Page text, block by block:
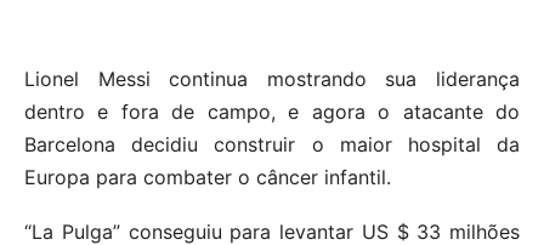
Lionel Messi continua mostrando sua liderança
dentro e fora de campo, e agora o atacante do
Barcelona decidiu construir o maior hospital da
Europa para combater o câncer infantil.
“La Pulga” conseguiu para levantar US $ 33 milhões